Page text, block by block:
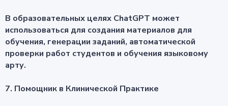
В образовательных целях ChatGPT может
использоваться для создания материалов для
обучения, генерации заданий, автоматической
проверки работ студентов и обучения языковому
арту.
7. Помощник в Клинической Практике